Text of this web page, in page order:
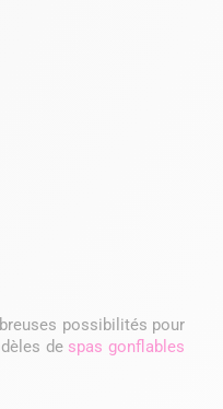
possibilités pour
de spas gonflables